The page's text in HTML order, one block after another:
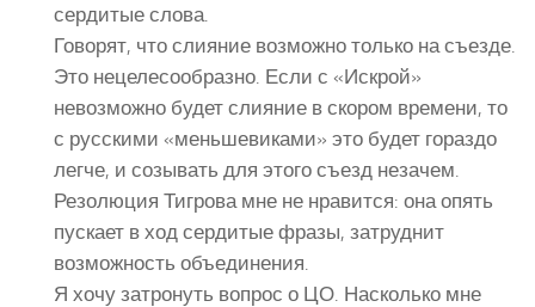
сердитые слова.
Говорят, что слияние возможно только на съезде.
Это нецелесообразно. Если с «Искрой»
невозможно будет слияние в скором времени, то
с русскими «меньшевиками» это будет гораздо
легче, и созывать для этого съезд незачем.
Резолюция Тигрова мне не нравится: она опять
пускает в ход сердитые фразы, затруднит
возможность объединения.
Я хочу затронуть вопрос о ЦО. Насколько мне